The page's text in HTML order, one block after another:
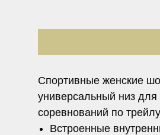
Спортивные женские
универсальный низ для
соревнований по
Встроенные